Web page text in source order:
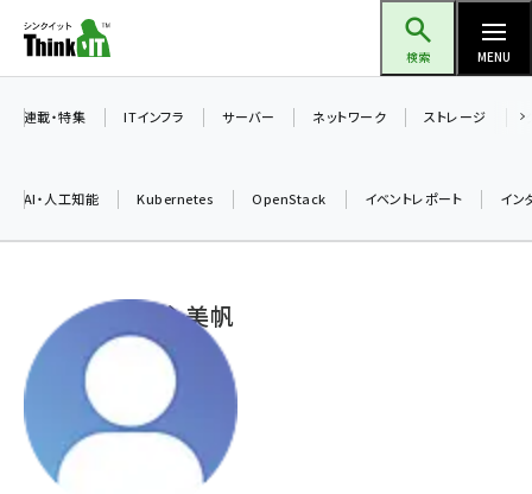
ン
ツ
検索 MENU
加藤銘のチーム貢献～仲間と築いた勝利の絆～ (2329)
iot女子会 (2295)
北海道をのんびり旅する晴山佳須夫のヒント集！ (2050)
drupal (1966)
連載・特集 ITインフラ サーバー ネットワーク ストレージ
AI・人工知能 Kubernetes OpenStack イベントレポート イン
鍋谷 美帆